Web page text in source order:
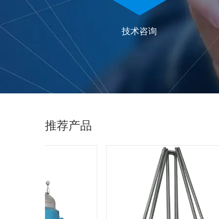
技术咨询
推荐产品